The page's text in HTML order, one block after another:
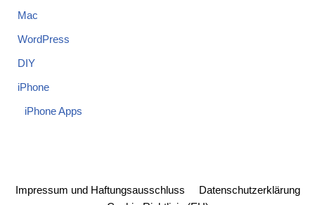
Mac
WordPress
DIY
iPhone
iPhone Apps
Impressum und Haftungsausschluss
Datenschutzerklärung